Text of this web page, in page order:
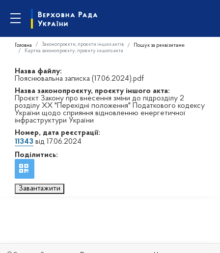
Головна Законопроєкти, проєкти інших актів
Пошук за реквізитами
Картка законопроєкту, проєкту іншого акта
Назва файлу:
Пояснювальна записка (17.06.2024).pdf
Назва законопроєкту, проєкту іншого акта:
Проєкт Закону про внесення зміни до підрозділу 2
розділу XX "Перехідні положення" Податкового кодексу
України щодо сприяння відновленню енергетичної
інфраструктури України
Номер, дата реєстрації:
11343 від 17.06.2024
Поділитись:
Завантажити